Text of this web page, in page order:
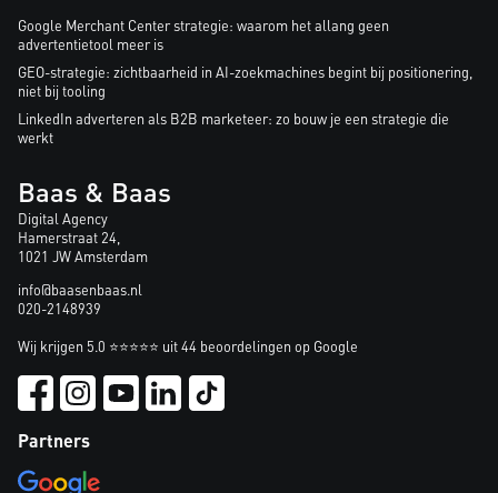
Google Merchant Center strategie: waarom het allang geen
advertentietool meer is
GEO-strategie: zichtbaarheid in AI-zoekmachines begint bij positionering,
niet bij tooling
LinkedIn adverteren als B2B marketeer: zo bouw je een strategie die
werkt
Baas & Baas
Digital Agency
Hamerstraat 24,
1021 JW Amsterdam
info@baasenbaas.nl
020-2148939
Wij krijgen 5.0 ⭐⭐⭐⭐⭐ uit 44 beoordelingen op Google
Partners